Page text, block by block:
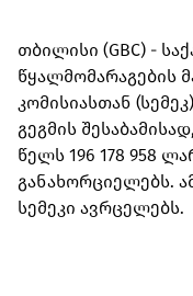
თბილისი (GBC) -
წყალმომარაგების
კომისიასთან
გეგმის
წელს 196 178 958
განახორციელებს.
სემეკი ავრცელებს.